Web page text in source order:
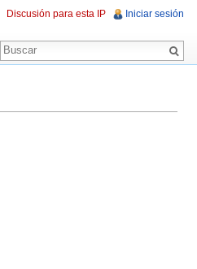
Discusión para esta IP Iniciar sesión